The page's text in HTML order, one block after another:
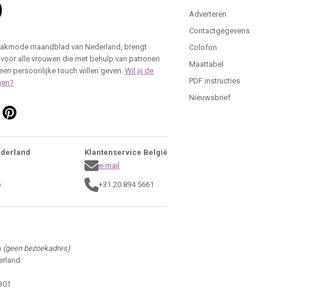
maandblad van Nederland, brengt
alle vrouwen die met behulp van patronen
persoonlijke touch willen geven.Wil jij de
Klantenservice België
e-mail
+31 20 894 5661
(geen bezoekadres)
Adverteren
Contactgegevens
Colofon
Maattabel
PDF instructies
Nieuwsbrief